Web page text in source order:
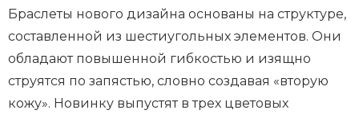
Браслеты нового дизайна основаны на структуре,
составленной из шестиугольных элементов. Они
обладают повышенной гибкостью и изящно
струятся по запястью, словно создавая «вторую
кожу». Новинку выпустят в трех цветовых